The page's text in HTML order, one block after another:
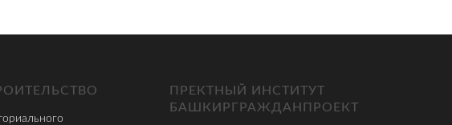
ПРЕКТНЫЙ ИНСТИТУТ
БАШКИРГРАЖДАНПРОЕКТ